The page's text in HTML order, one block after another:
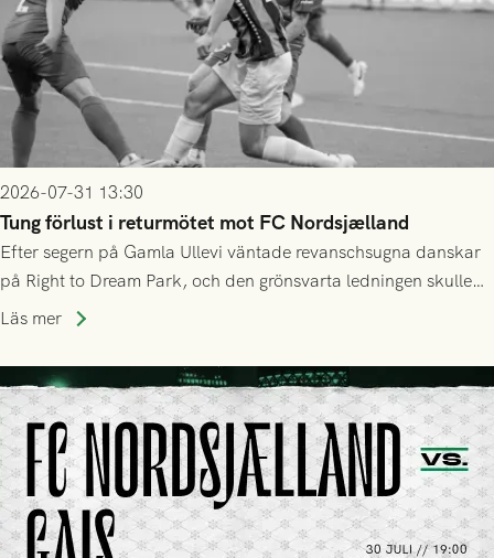
2026-07-31 13:30
Tung förlust i returmötet mot FC Nordsjælland
Efter segern på Gamla Ullevi väntade revanschsugna danskar
på Right to Dream Park, och den grönsvarta ledningen skulle
upphöra efter mindre än kvarten spelad. På lika mark visade
tennissiffror och det grönsvarta europaäventyret tog slut.
Läs mer